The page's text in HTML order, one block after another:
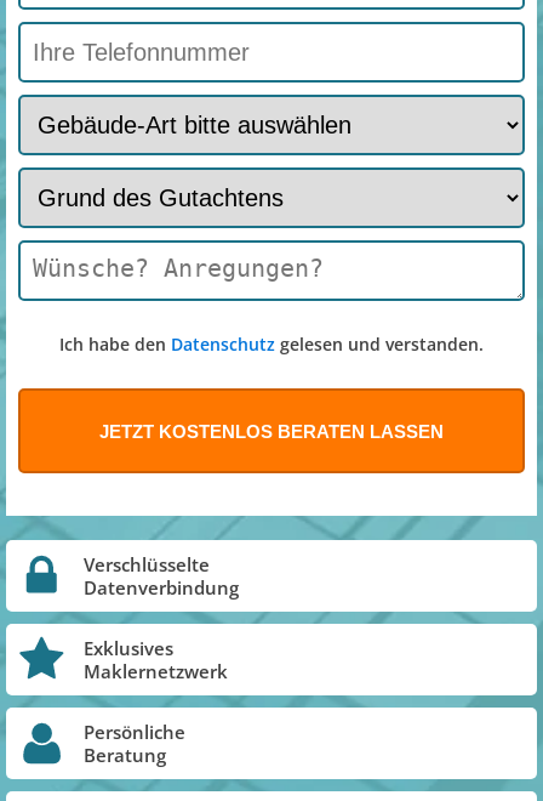
Ich habe den Datenschutz gelesen und verstanden.
Verschlüsselte
Datenverbindung
Exklusives
Maklernetzwerk
Persönliche
Beratung